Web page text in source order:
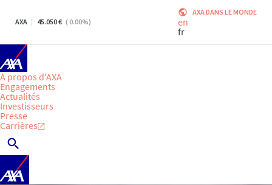
AXA 45.050 ( 0.00%)
AXA DANS LE MONDE
en
fr
A propos d'AXA
Engagements
Actualités
Investisseurs
Presse
Carrières